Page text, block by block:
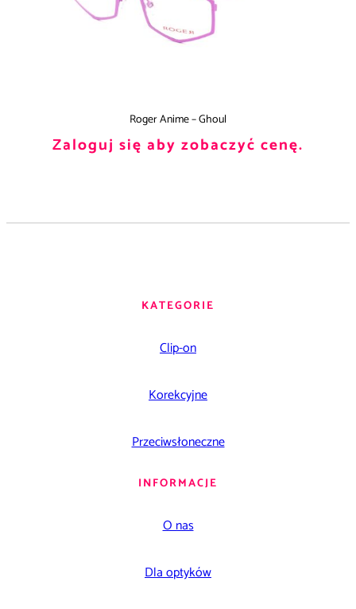
Roger Anime – Ghoul
Zaloguj się aby zobaczyć cenę.
KATEGORIE
Clip-on
Korekcyjne
Przeciwsłoneczne
INFORMACJE
O nas
Dla optyków